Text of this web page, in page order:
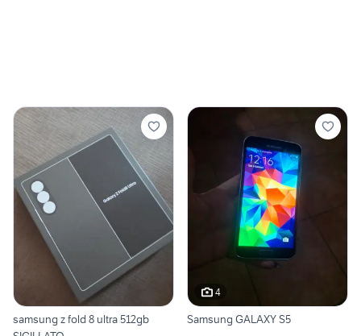
samsung z fold 8 ultra 512gb
4
Samsung GALAXY S5